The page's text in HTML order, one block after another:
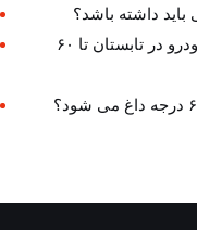
داشته باشد؟
چرا کابین خودرو در تابستان تا ۶۰